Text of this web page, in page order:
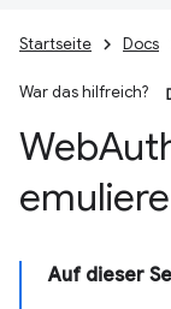
Startseite Docs
War das hilfreich?
Web
Auf dieser